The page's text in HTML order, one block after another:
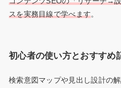
スを実務目線で学べます。
初心者の使い方とおすすめ
検索意図マップや見出し設計の